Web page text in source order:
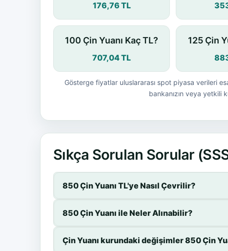
176,76 TL
100 Çin Yuanı Kaç TL?
707,04 TL
125 Çin
Gösterge fiyatlar uluslararası spot piyasa verileri
bankanızın veya yetkili
Sıkça Sorulan Sorular
850 Çin Yuanı TL'ye Nasıl Çevrilir?
850 Çin Yuanı ile Neler Alınabilir?
Çin Yuanı kurundaki değişimler 850 Çin